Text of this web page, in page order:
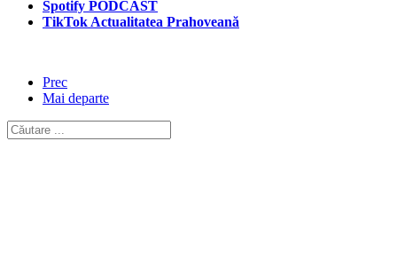
Spotify PODCAST
TikTok Actualitatea Prahoveană
Prec
Mai departe